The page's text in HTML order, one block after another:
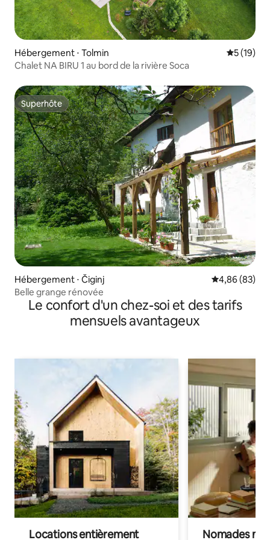
Hébergement ⋅ Tolmin
5 (19)
Chalet NA BIRU 1 au bord de la rivière Soca
Superhôte
Superhôte
Hébergement ⋅ Čiginj Évaluation
4,86 (83)
Belle grange rénovée
Le confort d'un chez-soi et des tarifs
mensuels avantageux
Locations entièrement Nomades